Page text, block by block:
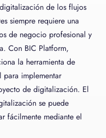
de los flujos
siempre requiere una
de negocio profesional y
Con BIC Platform,
la herramienta de
implementar
de digitalización. El
se puede
fácilmente mediante el